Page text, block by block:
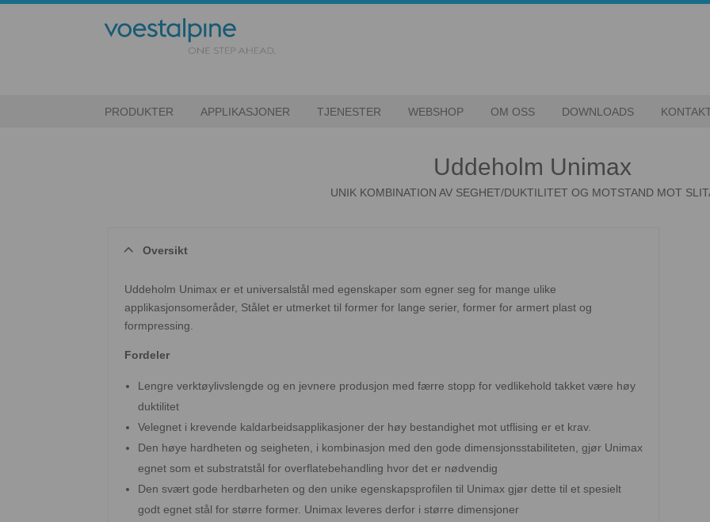
PRODUKTER APPLIKASJONER TJENESTER WEBSHOP OM OSS DOWNLOADS
Uddeholm Unimax
UNIK KOMBINATION AV SEGHET/DUKTILITET OG MOTSTAND MOT
Oversikt
Uddeholm Unimax er et universalstål med egenskaper som egner seg for mange ulike
applikasjonsomeråder, Stålet er utmerket til former for lange serier, former for armert plast og
formpressing.
Fordeler
Lengre verktøylivslengde og en jevnere produsjon med færre stopp for vedlikehold takket være høy
duktilitet
Velegnet i krevende kaldarbeidsapplikasjoner der høy bestandighet mot utflising er et krav.
Den høye hardheten og seigheten, i kombinasjon med den gode dimensjonsstabiliteten, gjør Unimax
egnet som et substratstål for overflatebehandling hvor det er nødvendig
Den svært gode herdbarheten og den unike egenskapsprofilen til Unimax gjør dette til et spesielt
godt egnet stål for større former. Unimax leveres derfor i større dimensjoner